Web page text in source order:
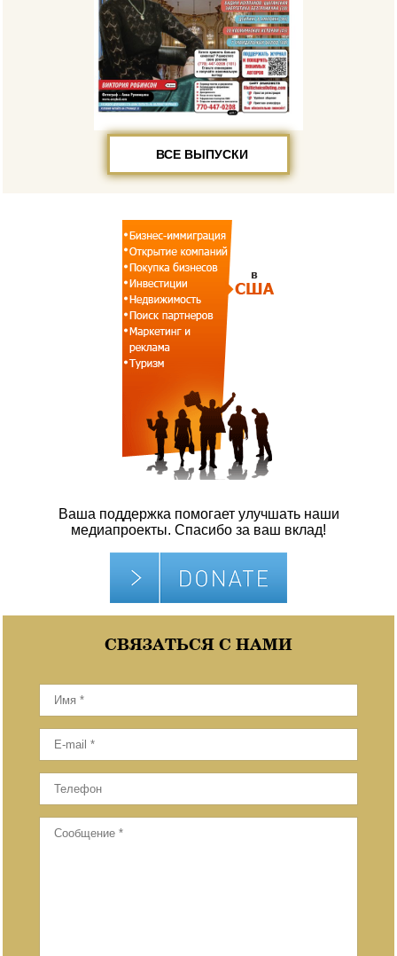
ВСЕ ВЫПУСКИ
Ваша поддержка помогает улучшать наши
медиапроекты. Спасибо за ваш вклад!
СВЯЗАТЬСЯ С НАМИ